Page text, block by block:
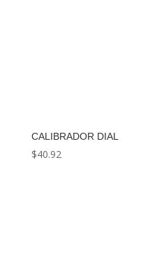
CALIBRADOR DIAL
$40.92